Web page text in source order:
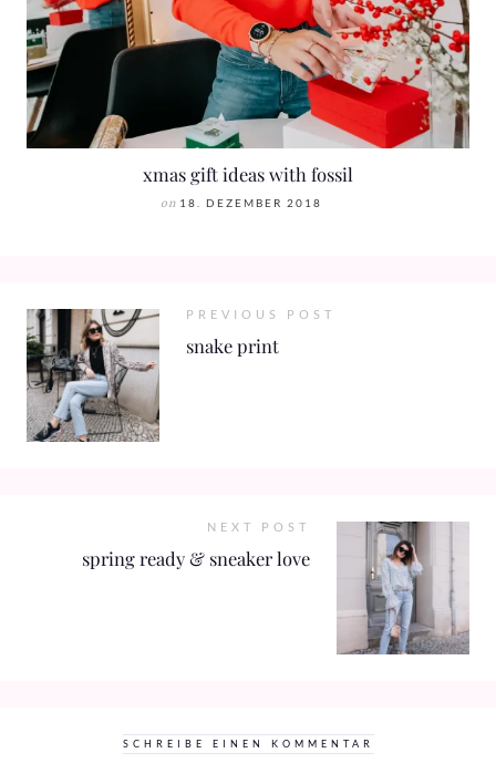
xmas gift ideas with fossil
on 18. DEZEMBER 2018
PREVIOUS POST
snake print
NEXT POST
spring ready & sneaker love
SCHREIBE EINEN KOMMENTAR